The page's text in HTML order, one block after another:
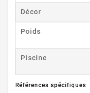
Décor
Poids
Piscine
Références spécifiques